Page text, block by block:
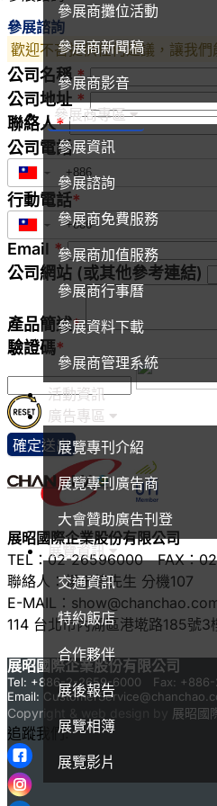
參展商攤位活動
參展商新聞稿
參展商影音
參展商專區
參展資訊
參展諮詢
參展商免費服務
參展商加值服務
參展商行事曆
參展資料下載
參展商管理系統
活動資訊
廣告專區
展覽專刊介紹
展覽專刊廣告商
大會贊助廣告刊登
展覽資訊
交通資訊
特約飯店
合作夥伴
展後報告
展覽相簿
展覽影片
參展諮詢
歡迎不吝提供任何建議，讓我
公司名稱*
公司地址*
聯絡人*
公司電話
▼
行動電話*
▼
Email *
公司網站 (或其他參考連結)
產品簡述*
驗證碼*
確定送出
展昭國際企業股份有限公司
TEL：02-26596000 FAX：
聯絡人：楊于德先生 分機107
E-MAIL：
114 台北市內湖區港墘路185號3
展昭國際企業股份有限公司
Tel: +886-2-2659-6000 Fax: +886-
Email:
Copyright & web design by 展昭國
追蹤我們: